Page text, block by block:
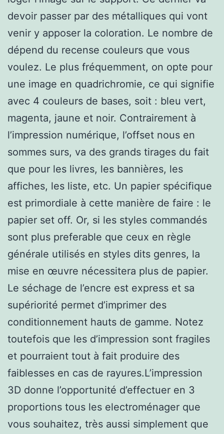
devoir passer par des métalliques qui vont
venir y apposer la coloration. Le nombre de
dépend du recense couleurs que vous
voulez. Le plus fréquemment, on opte pour
une image en quadrichromie, ce qui signifie
avec 4 couleurs de bases, soit : bleu vert,
magenta, jaune et noir. Contrairement à
l’impression numérique, l’offset nous en
sommes surs, va des grands tirages du fait
que pour les livres, les bannières, les
affiches, les liste, etc. Un papier spécifique
est primordiale à cette manière de faire : le
papier set off. Or, si les styles commandés
sont plus preferable que ceux en règle
générale utilisés en styles dits genres, la
mise en œuvre nécessitera plus de papier.
Le séchage de l’encre est express et sa
supériorité permet d’imprimer des
conditionnement hauts de gamme. Notez
toutefois que les d’impression sont fragiles
et pourraient tout à fait produire des
faiblesses en cas de rayures.L’impression
3D donne l’opportunité d’effectuer en 3
proportions tous les electroménager que
vous souhaitez, très aussi simplement que